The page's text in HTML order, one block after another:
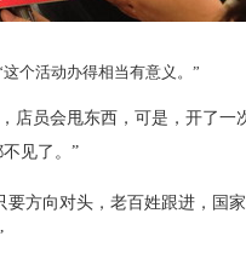
个活动办得相当有意义。”
店员会甩东西，可是，开了一
见了。”
方向对头，老百姓跟进，国